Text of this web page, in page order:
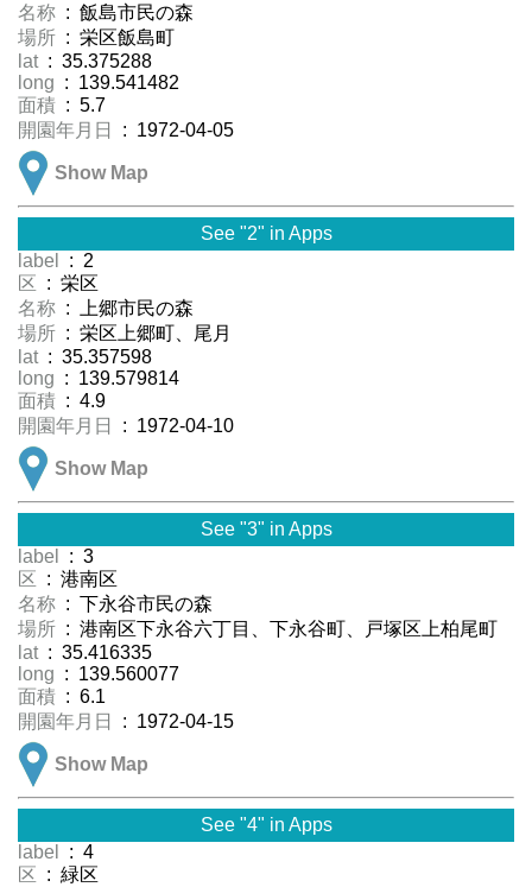
名称 : 飯島市民の森
場所 : 栄区飯島町
lat : 35.375288
long : 139.541482
面積 : 5.7
開園年月日
: 1972-04-05
Show Map
See "2" in Apps
label
: 2
区 : 栄区
名称 : 上郷市民の森
場所 : 栄区上郷町、尾月
lat : 35.357598
long : 139.579814
面積 : 4.9
開園年月日
: 1972-04-10
Show Map
See "3" in Apps
label
: 3
区 : 港南区
名称 : 下永谷市民の森
場所 : 港南区下永谷六丁目、下永谷町、戸塚区上柏尾町
lat : 35.416335
long : 139.560077
面積 : 6.1
開園年月日
: 1972-04-15
Show Map
See "4" in Apps
label
: 4
区 : 緑区